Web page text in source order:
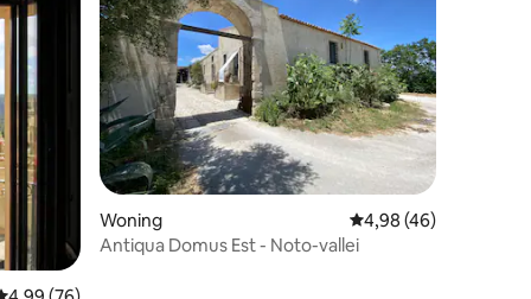
Woning Gemiddelde
4,98 (46)
Antiqua Domus Est - Noto-vallei